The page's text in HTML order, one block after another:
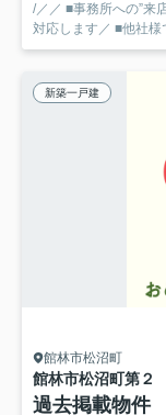
/／／ ■事務所への”来
対応します／ ■他社
新築一戸建
館林市松沼町
過去掲載物件